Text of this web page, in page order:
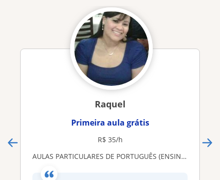
Raquel
Primeira aula grátis
R$ 35/h
AULAS PARTICULARES DE PORTUGUÊS (ENSINO FUNDAMENTAL E MÉDIO) E ALFABETIZAÇÃO (1 AO 5 ANOS)